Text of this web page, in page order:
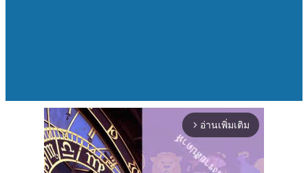
arrow_forward_ios อ่านเพิ่มเติม